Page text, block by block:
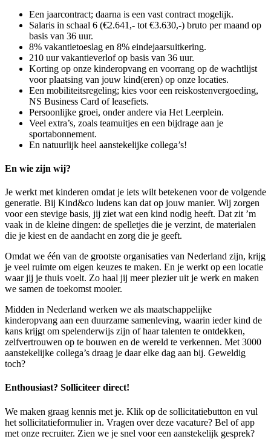
Een jaarcontract; daarna is een vast contract mogelijk.
Salaris in schaal 6 (€2.641,- tot €3.630,-) bruto per maand op
basis van 36 uur.
8% vakantietoeslag en 8% eindejaarsuitkering.
210 uur vakantieverlof op basis van 36 uur.
Korting op onze kinderopvang en voorrang op de wachtlijst
voor plaatsing van jouw kind(eren) op onze locaties.
Een mobiliteitsregeling; kies voor een reiskostenvergoeding,
NS Business Card of leasefiets.
Persoonlijke groei, onder andere via Het Leerplein.
Veel extra’s, zoals teamuitjes en een bijdrage aan je
sportabonnement.
En natuurlijk heel aanstekelijke collega’s!
En wie zijn wij?
Je werkt met kinderen omdat je iets wilt betekenen voor de volgende
generatie. Bij Kind&co ludens kan dat op jouw manier. Wij zorgen
voor een stevige basis, jij ziet wat een kind nodig heeft. Dat zit ’m
vaak in de kleine dingen: de spelletjes die je verzint, de materialen
die je kiest en de aandacht en zorg die je geeft.
Omdat we één van de grootste organisaties van Nederland zijn, krijg
je veel ruimte om eigen keuzes te maken. En je werkt op een locatie
waar jij je thuis voelt. Zo haal jij meer plezier uit je werk en maken
we samen de toekomst mooier.
Midden in Nederland werken we als maatschappelijke
kinderopvang aan een duurzame samenleving, waarin ieder kind de
kans krijgt om spelenderwijs zijn of haar talenten te ontdekken,
zelfvertrouwen op te bouwen en de wereld te verkennen. Met 3000
aanstekelijke collega’s draag je daar elke dag aan bij. Geweldig
toch?
Enthousiast? Solliciteer direct!
We maken graag kennis met je. Klik op de sollicitatiebutton en vul
het sollicitatieformulier in. Vragen over deze vacature? Bel of app
met onze recruiter. Zien we je snel voor een aanstekelijk gesprek?